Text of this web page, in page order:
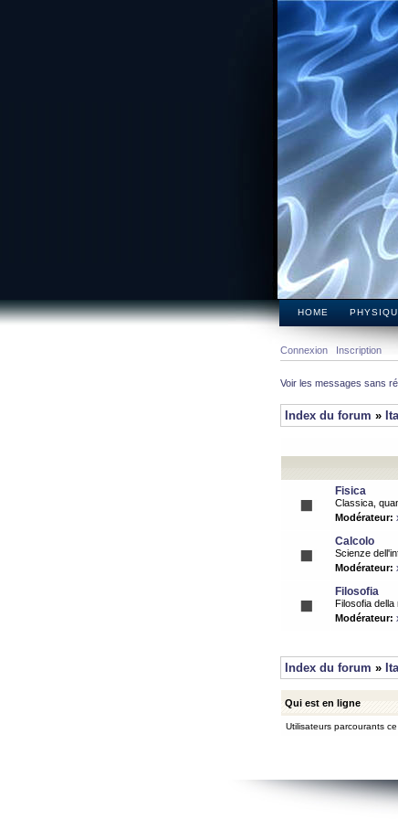
HOME
Connexion Inscription
Voir les messages sans
Index du forum »
Fisica
Classica,
Modérateur:
Calcolo
Scienze
Modérateur:
Filosofia
Filosofia della
Modérateur:
Index du forum »
Qui est en ligne
Utilisateurs parcourants